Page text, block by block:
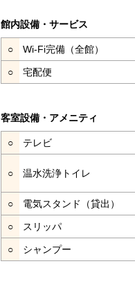
館内設備・サービス
○ Wi-Fi完備（全館）
○ 宅配便
客室設備・アメニティ
○ テレビ
○ 温水洗浄トイレ
○ 電気スタンド（貸出）
○ スリッパ
○ シャンプー